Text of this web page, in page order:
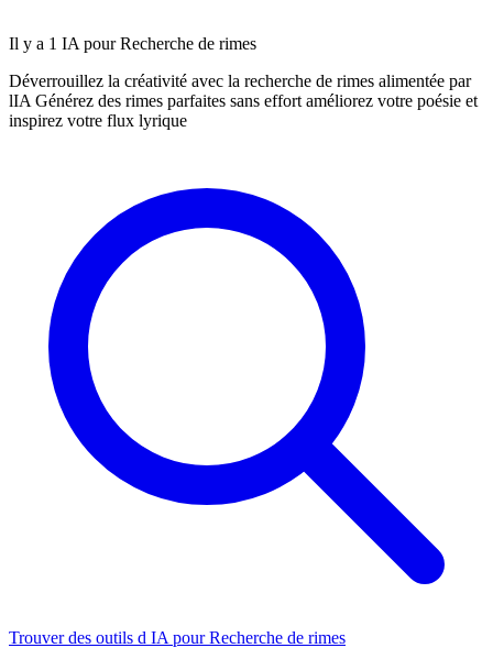
Il y a 1 IA pour Recherche de rimes
Déverrouillez la créativité avec la recherche de rimes alimentée par
lIA Générez des rimes parfaites sans effort améliorez votre poésie et
inspirez votre flux lyrique
Trouver des outils d IA pour Recherche de rimes